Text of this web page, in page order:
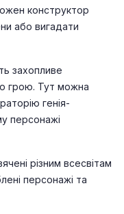
конструктор
або вигадати
захопливе
грою. Тут можна
генія-
персонажі
різним всесвітам
персонажі та